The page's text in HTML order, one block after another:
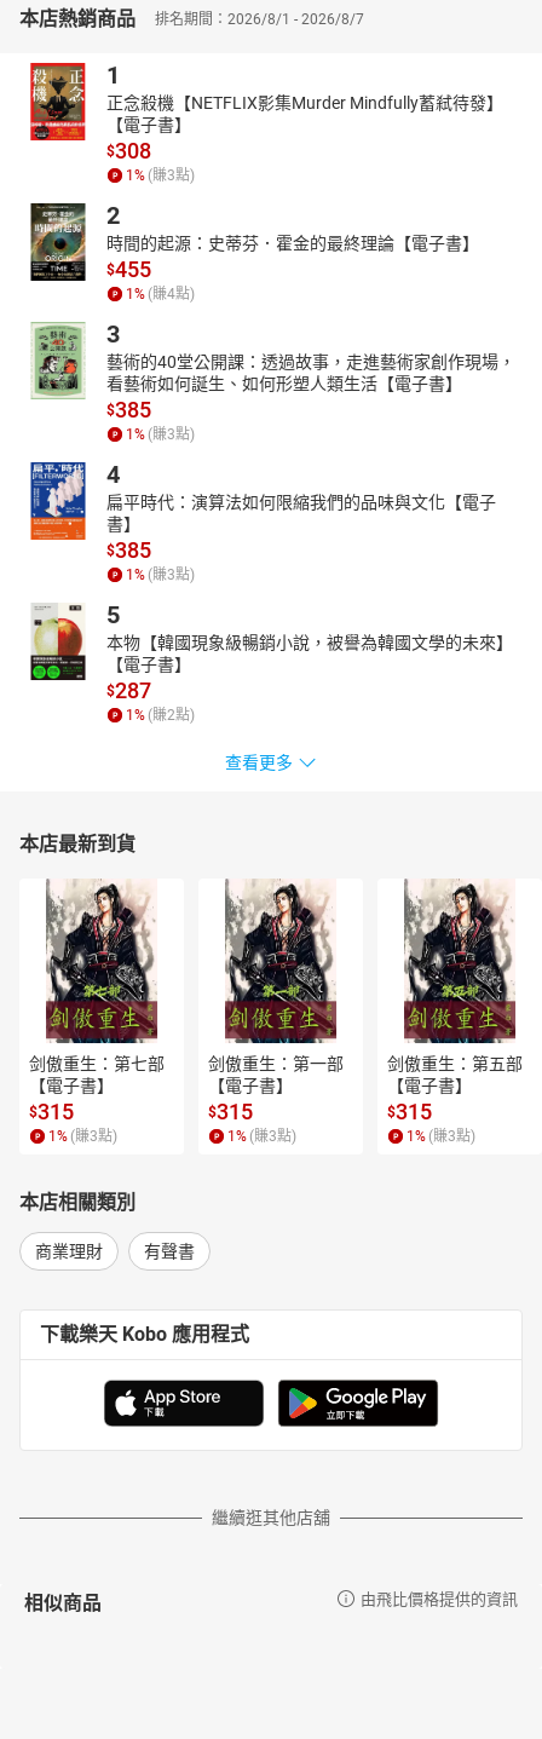
疫情後的全球經濟顯現出通膨與通縮的兩極化現象：房地產、股市
了央行對資產市場與消費市場的不對稱影響，進一步分析貨幣政策
如何加劇了財富分化。作者提出「大疫水牛」與「剛性泡沫」的概
念，闡述了房市、股市價格表面上欣欣向榮，但其實基於貨幣寬鬆
而形成的結構性泡沫。
▎財政、貨幣與數位貨幣的政策視角
在全球金融環境的巨變之中，各國央行面臨新的政策挑戰，特別是
在數位貨幣崛起、現代貨幣理論（MMT）被廣泛討論的背景下。作
者分析了Facebook Libra等數位貨幣計畫對傳統金融體系的衝擊，
並探討了數位貨幣作為潛在政策工具的可能性。本書認為未來數位
和政策有效性的新問題。
【反思全球經濟未來】
作者認為當前的貨幣和財政政策操作已經觸及極限，尤其在全球風
險因子增強、央行手段受限的情況下，未來經濟局勢的挑戰空前。
從而更理性地面對現代經濟所帶來的種種挑戰。
本書特色：本書剖析全球經濟從通縮、通膨至滯脹的變遷，聚焦美
國聯準會在經濟危機中的貨幣政策。透過疫情、美股動盪、能源危
機等事件，解析聯準會如何影響資本市場和實體經濟的分化，並以
財政到數位貨幣，本書多角度呈現經濟挑戰，助讀者更加理解現代
經濟格局。
本店熱銷商品 排名期間：2026/8/1 - 2026/8/7
1
正念殺機【NETFLIX影集Murder Mindfully蓄弒待發】
【電子書】
$308
1 % (賺3點)
2
時間的起源：史蒂芬．霍金的最終理論【電子書】
$455
1 % (賺4點)
3
藝術的40堂公開課：透過故事，走進藝術家創作現場，
看藝術如何誕生、如何形塑人類生活【電子書】
$385
1 % (賺3點)
4
扁平時代：演算法如何限縮我們的品味與文化【電子
書】
$385
1 % (賺3點)
5
本物【韓國現象級暢銷小說，被譽為韓國文學的未來】
【電子書】
$287
1 % (賺2點)
查看更多
本店最新到貨
剑傲重生：第七部
【電子書】
$315
1 % (賺3點)
剑傲重生：第一部
【電子書】
$315
1 % (賺3點)
剑傲重生：第五部
【電子書】
$315
1 % (賺3點)
本店相關類別
商業理財 有聲書
下載樂天 Kobo 應用程式
繼續逛其他店舖
相似商品 由飛比價格提供的資訊